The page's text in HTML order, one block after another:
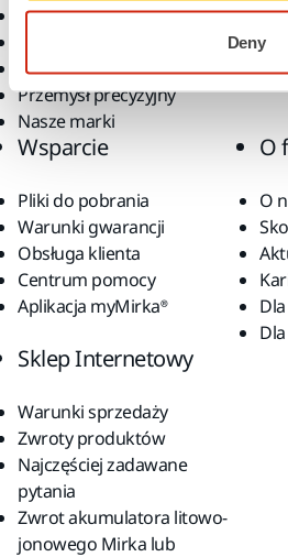
Deny
Szlifowanie bezpyłowe
Akcesoria
Przemysł precyzyjny
Nasze marki
Wsparcie
Pliki do pobrania
Warunki gwarancji
Obsługa klienta
Centrum pomocy
Aplikacja myMirka®
O
O
Sklep Internetowy
Warunki sprzedaży
Zwroty produktów
Najczęściej zadawane
pytania
Zwrot akumulatora litowo-
jonowego Mirka lub